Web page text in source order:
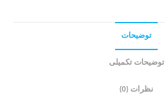
توضیحات
توضیحات تکمیلی
نظرات (0)